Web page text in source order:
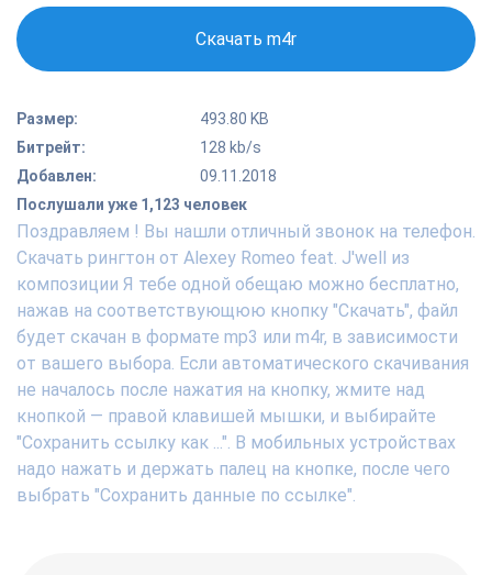
Скачать m4r
Размер:
493.80 KB
Битрейт:
128 kb/s
Добавлен:
09.11.2018
Послушали уже 1,123 человек
Поздравляем ! Вы нашли отличный звонок на телефон.
Скачать рингтон от Alexey Romeo feat. J'well из
композиции Я тебе одной обещаю можно бесплатно,
нажав на соответствующюю кнопку "Скачать", файл
будет скачан в формате mp3 или m4r, в зависимости
от вашего выбора. Если автоматического скачивания
не началось после нажатия на кнопку, жмите над
кнопкой — правой клавишей мышки, и выбирайте
"Сохранить ссылку как ...". В мобильных устройствах
надо нажать и держать палец на кнопке, после чего
выбрать "Сохранить данные по ссылке".